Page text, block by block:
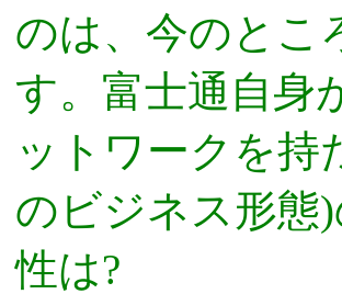
のは、今のとこ
す。富士通自身
ットワークを持
のビジネス形態
性は?